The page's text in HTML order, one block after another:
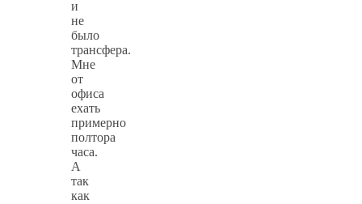
и
не
было
трансфера.
Мне
от
офиса
ехать
примерно
полтора
часа.
А
так
как